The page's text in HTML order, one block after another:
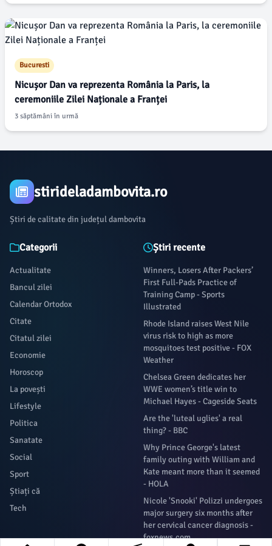
Bucuresti
Nicușor Dan va reprezenta România la Paris, la
ceremoniile Zilei Naționale a Franței
3 săptămâni în urmă
stirideladambovita.ro
Știri de calitate din județul dambovita
Categorii
Actualitate
Bancul zilei
Calendar Ortodox
Citate
Citatul zilei
Economie
Horoscop
La povești
Lifestyle
Politica
Sanatate
Social
Sport
Știați că
Tech
Știri recente
Winners, Losers After Packers’
First Full-Pads Practice of
Training Camp - Sports
Illustrated
Rhode Island raises West Nile
virus risk to high as more
mosquitoes test positive - FOX
Weather
Chelsea Green dedicates her
WWE women’s title win to
Michael Hayes - Cageside Seats
Are the 'luteal uglies' a real
thing? - BBC
Why Prince George's latest
family outing with William and
Kate meant more than it seemed
- HOLA
Nicole 'Snooki' Polizzi undergoes
major surgery six months after
her cervical cancer diagnosis -
foxnews.com